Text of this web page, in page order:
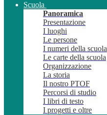
Scuola
Panoramica
Presentazione
I luoghi
Le persone
I numeri della scuola
Le carte della scuola
Organizzazione
La storia
Il nostro PTOF
Percorsi di studio
I libri di testo
I progetti e oltre